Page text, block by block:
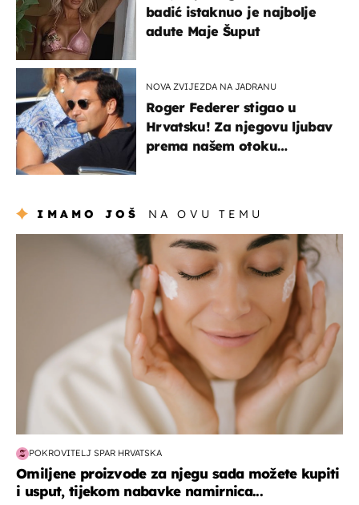
badić istaknuo je najbolje
adute Maje Šuput
NOVA ZVIJEZDA NA JADRANU
Roger Federer stigao u
Hrvatsku! Za njegovu ljubav
prema našem otoku
IMAMO JOŠ NA OVU TEMU
moda & ljepota
POKROVITELJ SPAR HRVATSKA
Omiljene proizvode za njegu sada možete kupiti
i usput, tijekom nabavke namirnica...